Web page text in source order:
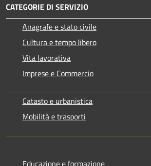
CATEGORIE DI SERVIZIO
Anagrafe e stato civile
Cultura e tempo libero
Vita lavorativa
Imprese e Commercio
Catasto e urbanistica
Mobilità e trasporti
Educazione e formazione